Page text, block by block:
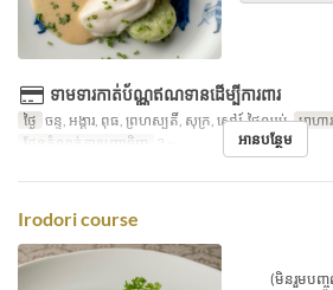
ទាមទារកាត់ប័ណ្ណឥណទានដើម្បីការពារ
ថ្ងៃ ចន្ទ, អង្គារ, ពុធ, ព្រហស្បតិ៍, សុក្រ, សៅរ៍, ថ្ងៃឈប់ អាហារ
ដែនកំណត់ការបញ្ជាទិញ
2 ~ អានបន្ថែម
Irodori course
(មិនរួមបញ្ចូ